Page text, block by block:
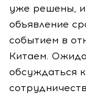
уже решены,
объявление
событием в
Китаем.
обсуждаться